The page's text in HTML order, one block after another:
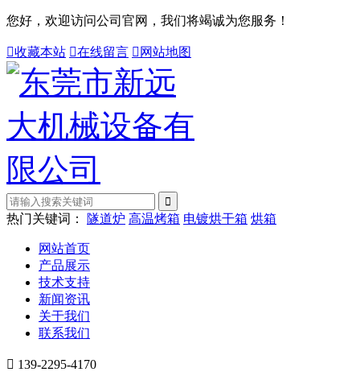
您好，欢迎访问公司官网，我们将竭诚为您服务！
收藏本站 在线留言  网站地图
热门关键词： 隧道炉 高温烤箱 电镀烘干箱 烘箱
网站首页
产品展示
技术支持
新闻资讯
关于我们
联系我们
 139-2295-4170